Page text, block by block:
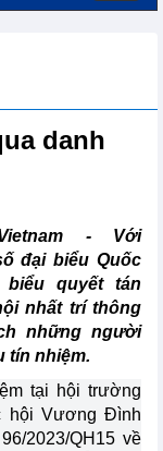
danh
- Với
đại biểu Quốc
quyết tán
nhất trí thông
những người
tín nhiệm.
tại hội trường
hội Vương Đình
2023/QH15 về